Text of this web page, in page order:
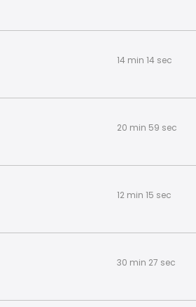
14 min 14 sec
20 min 59 sec
12 min 15 sec
30 min 27 sec